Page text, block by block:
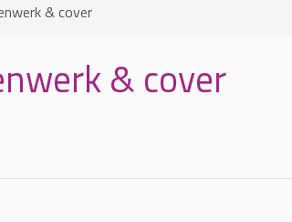
& cover
& cover